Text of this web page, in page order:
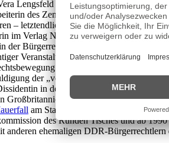
Lengsfeld wurde am4. Mai 1952im
des Zentralinstituts für Philosophie
– letztendlich wurde Vera Lengsfeld an
im Verlag Neues Leben Berlin.
der Bürgerrechtsbewegung der DDR, wo
Veranstaltungen der Friedens- und
wegen kam es im Jahr
der „versuchten
in den Westen.
Großbritannien auf. Dort studierte sie
am Standort Bornholmer Straße mit.
des Runden Tisches und ab
anderen ehemaligen DDR-